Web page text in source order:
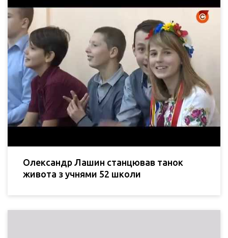
Олександр Лашин станцював танок
живота з учнями 52 школи